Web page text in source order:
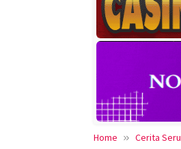
Home Cerita Seru